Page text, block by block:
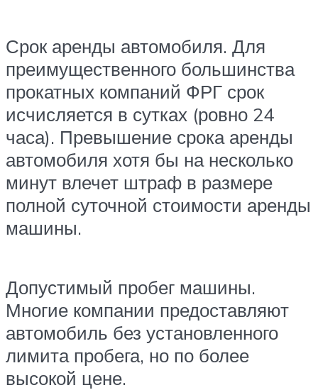
Срок аренды автомобиля. Для
преимущественного большинства
прокатных компаний ФРГ срок
исчисляется в сутках (ровно 24
часа). Превышение срока аренды
автомобиля хотя бы на несколько
минут влечет штраф в размере
полной суточной стоимости аренды
машины.
Допустимый пробег машины.
Многие компании предоставляют
автомобиль без установленного
лимита пробега, но по более
высокой цене.